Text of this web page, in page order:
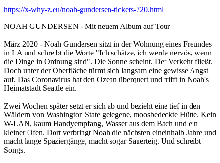
https://x-why-z.eu/noah-gundersen-tickets-720.html
NOAH GUNDERSEN - Mit neuem Album auf Tour
März 2020 - Noah Gundersen sitzt in der Wohnung eines Freundes
in LA und schreibt die Worte "Ich schätze, ich werde nervös, wenn
die Dinge in Ordnung sind". Die Sonne scheint. Der Verkehr fließt.
Doch unter der Oberfläche türmt sich langsam eine gewisse Angst
auf. Das Coronavirus hat den Ozean überquert und trifft in Noah's
Heimatstadt Seattle ein.
Zwei Wochen später setzt er sich ab und bezieht eine tief in den
Wäldern von Washington State gelegene, moosbedeckte Hütte. Kein
W-LAN, kaum Handyempfang, Wasser aus dem Bach und ein
kleiner Ofen. Dort verbringt Noah die nächsten eineinhalb Jahre und
macht lange Spaziergänge, macht sogar Sauerteig. Und schreibt
Songs.